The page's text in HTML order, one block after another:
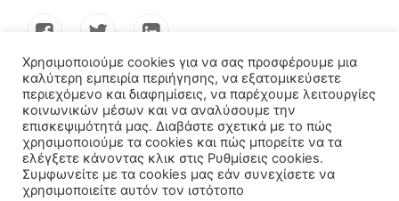
Χρησιμοποιούμε cookies για να σας προσφέρουμε μια
καλύτερη εμπειρία περιήγησης, να εξατομικεύσετε
περιεχόμενο και διαφημίσεις, να παρέχουμε λειτουργίες
κοινωνικών μέσων και να αναλύσουμε την
επισκεψιμότητά μας. Διαβάστε σχετικά με το πώς
χρησιμοποιούμε τα cookies και πώς μπορείτε να τα
ελέγξετε κάνοντας κλικ στις Ρυθμίσεις cookies.
Συμφωνείτε με τα cookies μας εάν συνεχίσετε να
χρησιμοποιείτε αυτόν τον ιστότοπο